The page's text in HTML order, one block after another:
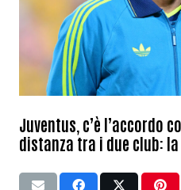
Juventus, c’è l’accordo
distanza tra i due club: